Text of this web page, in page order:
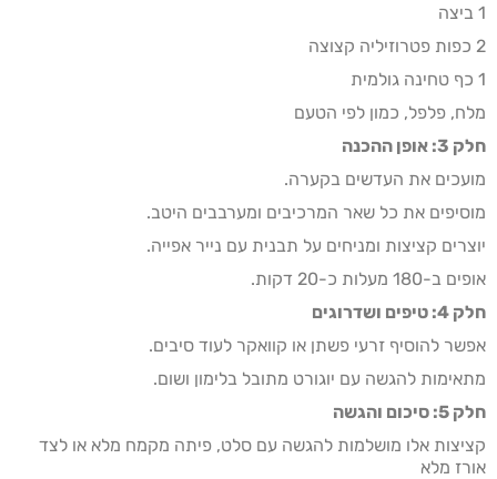
1 ביצה
2 כפות פטרוזיליה קצוצה
1 כף טחינה גולמית
מלח, פלפל, כמון לפי הטעם
חלק 3: אופן ההכנה
מועכים את העדשים בקערה.
מוסיפים את כל שאר המרכיבים ומערבבים היטב.
יוצרים קציצות ומניחים על תבנית עם נייר אפייה.
אופים ב-180 מעלות כ-20 דקות.
חלק 4: טיפים ושדרוגים
אפשר להוסיף זרעי פשתן או קוואקר לעוד סיבים.
מתאימות להגשה עם יוגורט מתובל בלימון ושום.
חלק 5: סיכום והגשה
קציצות אלו מושלמות להגשה עם סלט, פיתה מקמח מלא או לצד
אורז מלא